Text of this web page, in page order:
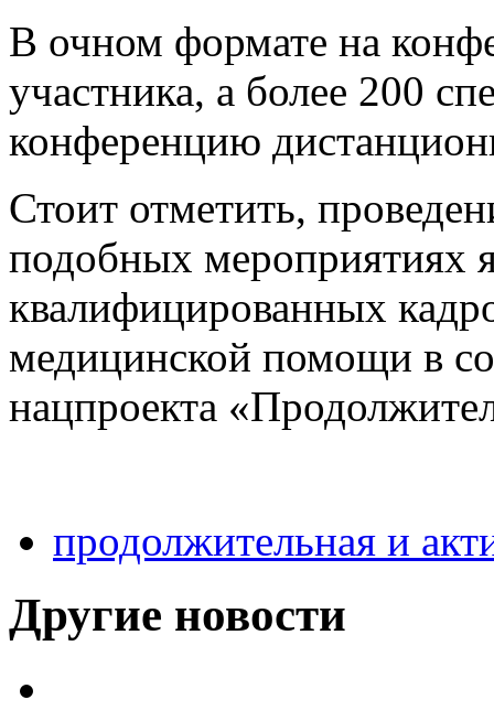
В очном формате на
участника, а более 200
конференцию
Стоит отметить,
подобных мероприятиях
квалифицированных
медицинской помощи в
нацпроекта
продолжительная и
Другие новости